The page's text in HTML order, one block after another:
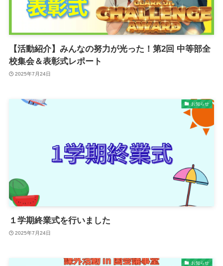
【活動紹介】みんなの努力が光った！第2回 中等部全
校集会＆表彰式レポート
2025年7月24日
お知らせ
１学期終業式を行いました
2025年7月24日
お知らせ